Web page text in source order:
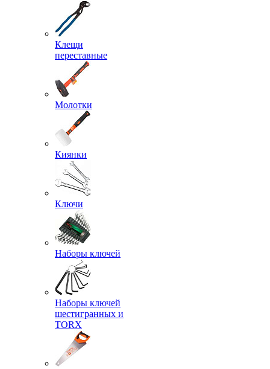
Ножницы по
металлу
Клещи
переставные
Молотки
Киянки
Ключи
Наборы ключей
Наборы ключей
шестигранных и
TORX